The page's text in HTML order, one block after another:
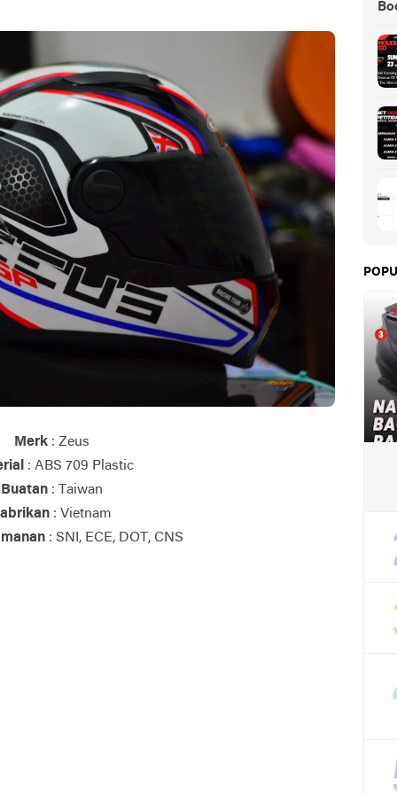
Merk : Zeus
: ABS 709 Plastic
Buatan : Taiwan
: Vietnam
: SNI, ECE, DOT, CNS